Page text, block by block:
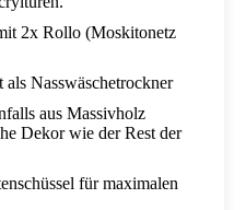
2x Rollo (Moskitonetz
Nasswäschetrockner
aus Massivholz
Dekor wie der Rest der
für maximalen